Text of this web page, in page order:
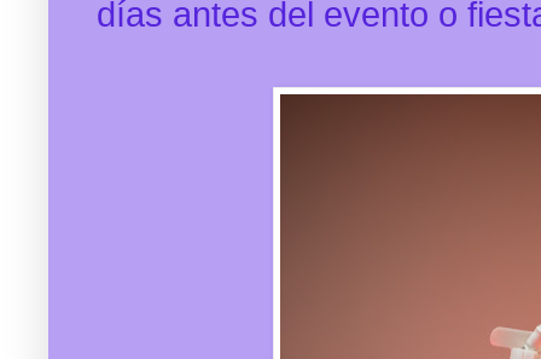
días antes del evento o